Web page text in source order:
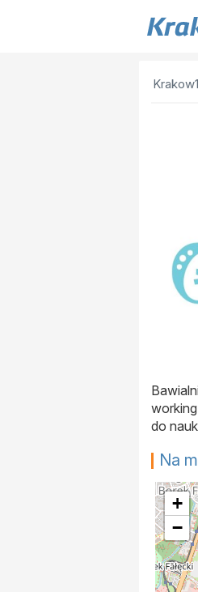
do
Na
+
−